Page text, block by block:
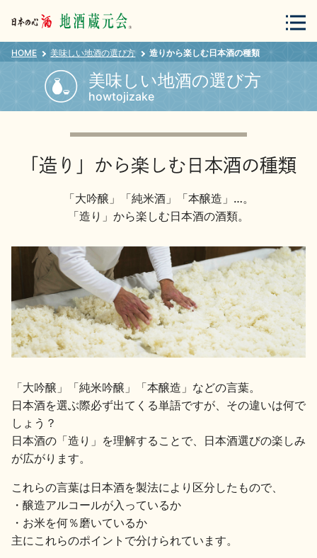
会員登録 ログイン
蔵元紀行 地酒カタログ
地酒用語集 地酒解体新書
お楽しみコンテンツ
歳時記 地酒蔵元会検定
HOME 美味しい地酒の選び方 造りから楽しむ日本酒の種類
美味しい地酒の選び方
howtojizake
「造り」から楽しむ日本酒の種類
「大吟醸」「純米酒」「本醸造」…。
「造り」から楽しむ日本酒の酒類。
「大吟醸」「純米吟醸」「本醸造」などの言葉。
日本酒を選ぶ際必ず出てくる単語ですが、その違いは何で
しょう？
日本酒の「造り」を理解することで、日本酒選びの楽しみ
が広がります。
これらの言葉は日本酒を製法により区分したもので、
・醸造アルコールが入っているか
・お米を何％磨いているか
主にこれらのポイントで分けられています。